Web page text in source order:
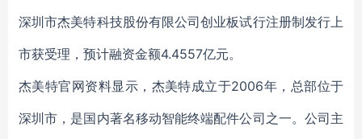
深圳市杰美特科技股份有限公司创业板试行注册制发行上
市获受理，预计融资金额4.4557亿元。
杰美特官网资料显示，杰美特成立于2006年，总部位于
深圳市，是国内著名移动智能终端配件公司之一。公司主